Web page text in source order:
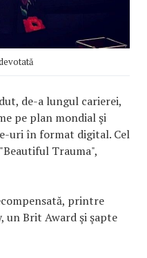
de-a lungul carierei,
pe plan mondial şi
uri în format digital. Cel
Trauma",
printre
un Brit Award şi şapte